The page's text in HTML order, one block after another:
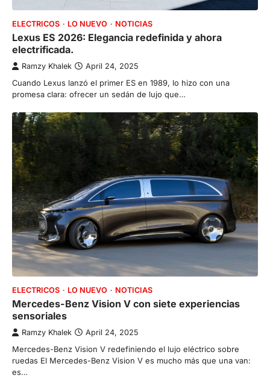
ELECTRICOS LO NUEVO NOTICIAS
Lexus ES 2026: Elegancia redefinida y ahora
electrificada.
Ramzy Khalek April 24, 2025
Cuando Lexus lanzó el primer ES en 1989, lo hizo con una
promesa clara: ofrecer un sedán de lujo que…
ELECTRICOS LO NUEVO NOTICIAS
Mercedes-Benz Vision V con siete experiencias
sensoriales
Ramzy Khalek April 24, 2025
Mercedes-Benz Vision V redefiniendo el lujo eléctrico sobre
ruedas El Mercedes-Benz Vision V es mucho más que una van:
es…